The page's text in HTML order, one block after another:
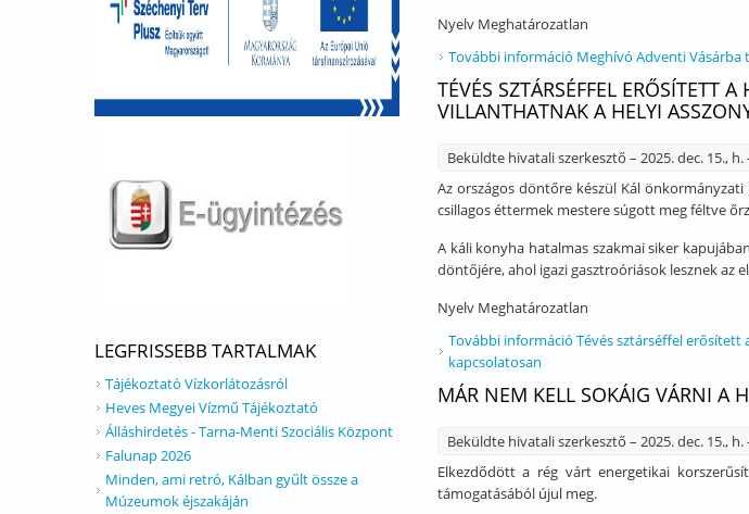
Nyelv Meghatározatlan
További információ Meghívó Adventi
TÉVÉS SZTÁRSÉFFEL ERŐSÍTETT
VILLANTHATNAK A HELYI
Beküldte hivatali szerkesztő – 2025. dec. 15., h.
Az országos döntőre készül Kál
csillagos éttermek mestere súgott meg féltve
A káli konyha hatalmas szakmai siker
döntőjére, ahol igazi gasztroóriások lesznek az
Nyelv Meghatározatlan
További információ Tévés sztárséffel erősített
kapcsolatosan
MÁR NEM KELL SOKÁIG VÁRNI A
Beküldte hivatali szerkesztő – 2025. dec. 15., h.
Elkezdődött a rég várt energetikai
támogatásából újul meg.
LEGFRISSEBB TARTALMAK
Tájékoztató Vízkorlátozásról
Heves Megyei Vízmű Tájékoztató
Álláshirdetés - Tarna-Menti Szociális Központ
Falunap 2026
Minden, ami retró, Kálban gyűlt össze a
Múzeumok éjszakáján